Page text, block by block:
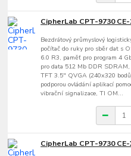
CipherLab CPT-9730
Bezdrátový průmyslový
počítač do ruky pro sběr dat s
6.0 R3, paměť pro program 4
pro data 512 Mb DDR
TFT 3.5" QVGA (240x320
podporou ovládání aplikací
vibrační signalizace, TI OM...
CipherLab CPT-9730